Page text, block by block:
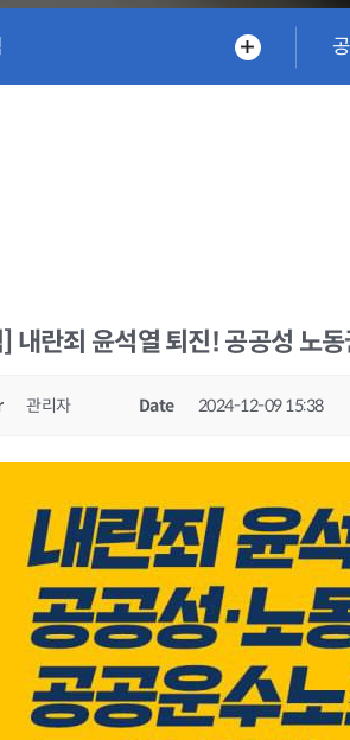
내란죄 윤석열 퇴진! 공공성 노
관리자 Date 2024-12-09 15:38